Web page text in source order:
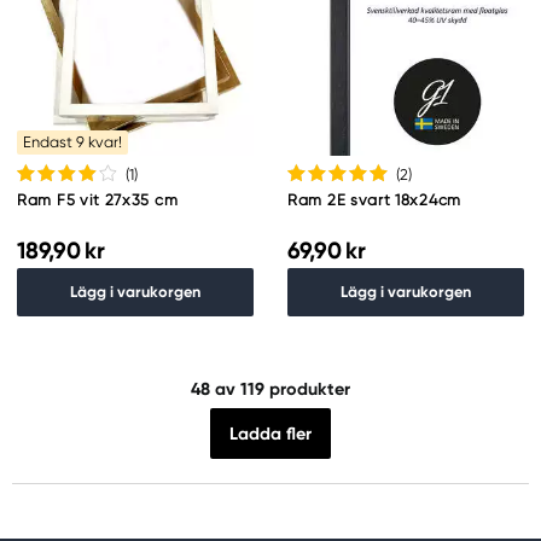
Endast 9 kvar!
(1)
Ram F5 vit 27x35 cm
189,90 kr
Lägg i varukorgen
(2)
Ram 2E svart 18x24cm
69,90 kr
Lägg i varukorgen
48 av 119 produkter
Ladda fler